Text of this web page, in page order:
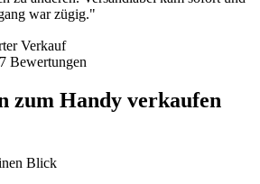
war zügig."
Verkauf
Bewertungen
zum Handy verkaufen
Blick